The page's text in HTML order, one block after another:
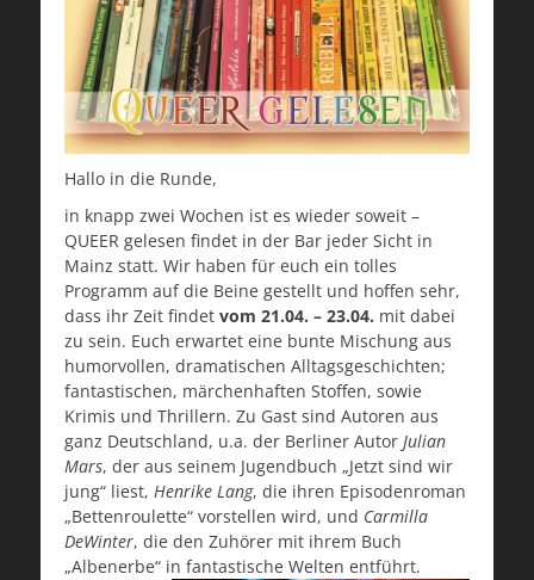
Hallo in die Runde,
in knapp zwei Wochen ist es wieder soweit –
QUEER gelesen findet in der Bar jeder Sicht in
Mainz statt. Wir haben für euch ein tolles
Programm auf die Beine gestellt und hoffen sehr,
dass ihr Zeit findet vom 21.04. – 23.04. mit dabei
zu sein. Euch erwartet eine bunte Mischung aus
humorvollen, dramatischen Alltagsgeschichten;
fantastischen, märchenhaften Stoffen, sowie
Krimis und Thrillern. Zu Gast sind Autoren aus
ganz Deutschland, u.a. der Berliner Autor Julian
Mars, der aus seinem Jugendbuch „Jetzt sind wir
jung“ liest, Henrike Lang, die ihren Episodenroman
„Bettenroulette“ vorstellen wird, und Carmilla
DeWinter, die den Zuhörer mit ihrem Buch
„Albenerbe“ in fantastische Welten entführt.